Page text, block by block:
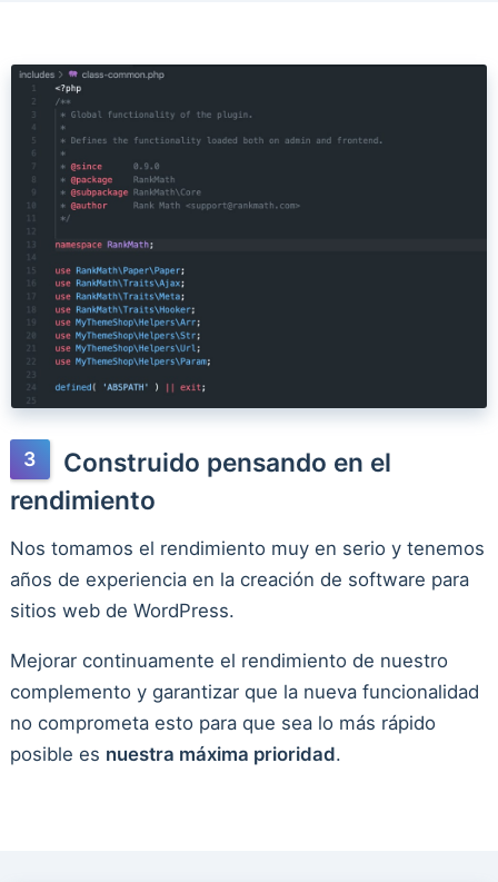
Construido pensando en el
rendimiento
Nos tomamos el rendimiento muy en serio y tenemos
años de experiencia en la creación de software para
sitios web de WordPress.
Mejorar continuamente el rendimiento de nuestro
complemento y garantizar que la nueva funcionalidad
no comprometa esto para que sea lo más rápido
posible es nuestra máxima prioridad.